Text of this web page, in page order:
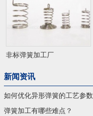
非标弹簧加工厂
新闻资讯
如何优化异形弹簧的工艺参数
弹簧加工有哪些难点？